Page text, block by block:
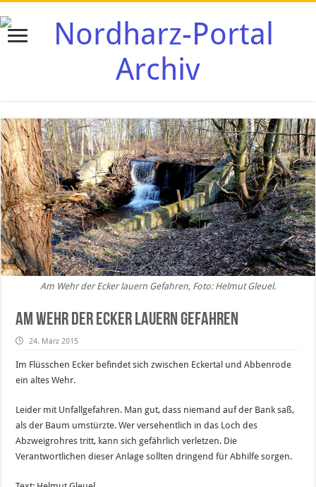
Am Wehr der Ecker lauern Gefahren, Foto: Helmut Gleuel.
Am Wehr der Ecker lauern Gefahren
24. März 2015
Im Flüsschen Ecker befindet sich zwischen Eckertal und Abbenrode
ein altes Wehr.
Leider mit Unfallgefahren. Man gut, dass niemand auf der Bank saß,
als der Baum umstürzte. Wer versehentlich in das Loch des
Abzweigrohres tritt, kann sich gefährlich verletzen. Die
Verantwortlichen dieser Anlage sollten dringend für Abhilfe sorgen.